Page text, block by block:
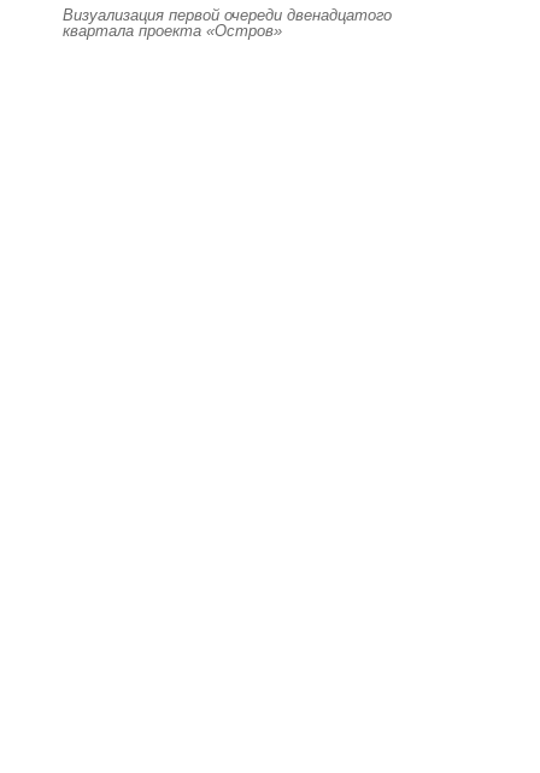
Визуализация первой очереди двенадцатого
квартала проекта «Остров»